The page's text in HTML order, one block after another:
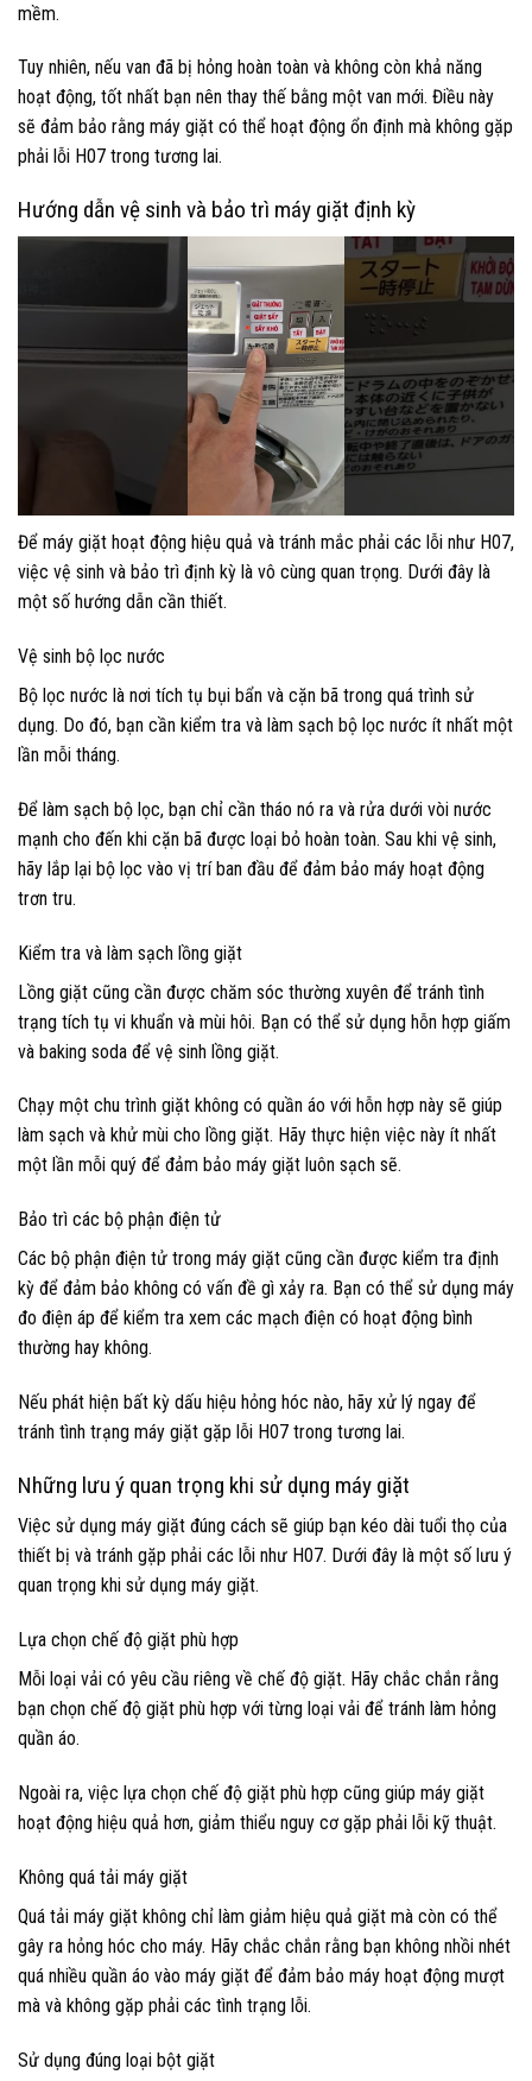
mềm.
Tuy nhiên, nếu van đã bị hỏng hoàn toàn và không còn khả năng
hoạt động, tốt nhất bạn nên thay thế bằng một van mới. Điều này
sẽ đảm bảo rằng máy giặt có thể hoạt động ổn định mà không gặp
phải lỗi H07 trong tương lai.
Hướng dẫn vệ sinh và bảo trì máy giặt định kỳ
Để máy giặt hoạt động hiệu quả và tránh mắc phải các lỗi như H07,
việc vệ sinh và bảo trì định kỳ là vô cùng quan trọng. Dưới đây là
một số hướng dẫn cần thiết.
Vệ sinh bộ lọc nước
Bộ lọc nước là nơi tích tụ bụi bẩn và cặn bã trong quá trình sử
dụng. Do đó, bạn cần kiểm tra và làm sạch bộ lọc nước ít nhất một
lần mỗi tháng.
Để làm sạch bộ lọc, bạn chỉ cần tháo nó ra và rửa dưới vòi nước
mạnh cho đến khi cặn bã được loại bỏ hoàn toàn. Sau khi vệ sinh,
hãy lắp lại bộ lọc vào vị trí ban đầu để đảm bảo máy hoạt động
trơn tru.
Kiểm tra và làm sạch lồng giặt
Lồng giặt cũng cần được chăm sóc thường xuyên để tránh tình
trạng tích tụ vi khuẩn và mùi hôi. Bạn có thể sử dụng hỗn hợp giấm
và baking soda để vệ sinh lồng giặt.
Chạy một chu trình giặt không có quần áo với hỗn hợp này sẽ giúp
làm sạch và khử mùi cho lồng giặt. Hãy thực hiện việc này ít nhất
một lần mỗi quý để đảm bảo máy giặt luôn sạch sẽ.
Bảo trì các bộ phận điện tử
Các bộ phận điện tử trong máy giặt cũng cần được kiểm tra định
kỳ để đảm bảo không có vấn đề gì xảy ra. Bạn có thể sử dụng máy
đo điện áp để kiểm tra xem các mạch điện có hoạt động bình
thường hay không.
Nếu phát hiện bất kỳ dấu hiệu hỏng hóc nào, hãy xử lý ngay để
tránh tình trạng máy giặt gặp lỗi H07 trong tương lai.
Những lưu ý quan trọng khi sử dụng máy giặt
Việc sử dụng máy giặt đúng cách sẽ giúp bạn kéo dài tuổi thọ của
thiết bị và tránh gặp phải các lỗi như H07. Dưới đây là một số lưu ý
quan trọng khi sử dụng máy giặt.
Lựa chọn chế độ giặt phù hợp
Mỗi loại vải có yêu cầu riêng về chế độ giặt. Hãy chắc chắn rằng
bạn chọn chế độ giặt phù hợp với từng loại vải để tránh làm hỏng
quần áo.
Ngoài ra, việc lựa chọn chế độ giặt phù hợp cũng giúp máy giặt
hoạt động hiệu quả hơn, giảm thiểu nguy cơ gặp phải lỗi kỹ thuật.
Không quá tải máy giặt
Quá tải máy giặt không chỉ làm giảm hiệu quả giặt mà còn có thể
gây ra hỏng hóc cho máy. Hãy chắc chắn rằng bạn không nhồi nhét
quá nhiều quần áo vào máy giặt để đảm bảo máy hoạt động mượt
mà và không gặp phải các tình trạng lỗi.
Sử dụng đúng loại bột giặt